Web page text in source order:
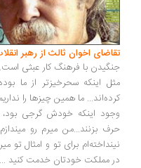
اخوان ثالث از رهبر انقلاب
با فرهنگ کار عبثی است... این
اینکه سحرخیزتر از ما بوده‌اند
ما همین چیزها را نداریم. کسی
اینکه خودش گرجی بود،
بزنند...من میرم رو میندازم
برای تو و امثال تو میرم رو
مملکت خودتان خدمت کنید...